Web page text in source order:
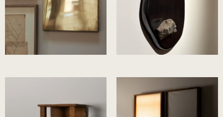
Corinne van Havre Louise Hurth